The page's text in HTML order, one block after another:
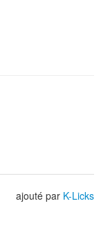
ajouté par K-Licks